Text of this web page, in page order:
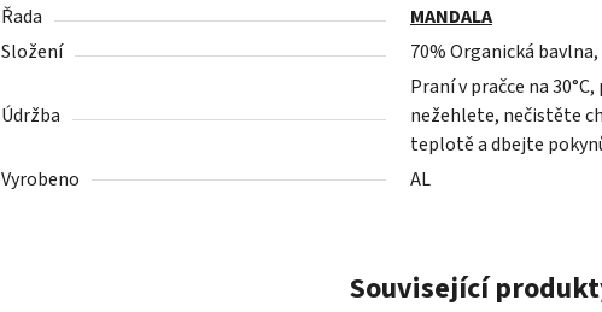
Řada
MANDALA
Složení
70% Organická
Údržba
Praní v pračce na
nežehlete, nečistěte
teplotě a dbejte
Vyrobeno
AL
Související